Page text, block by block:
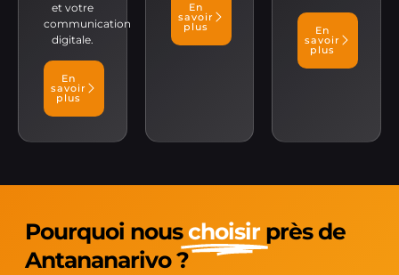
et votre
communication
digitale.
En
savoir
plus
En
savoir
plus En
savoir
plus
Pourquoi nouschoisir près de
Antananarivo ?